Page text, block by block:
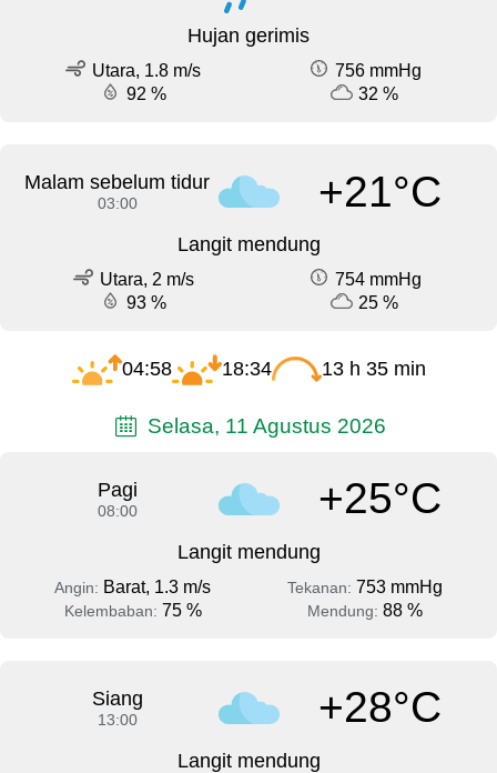
Hujan gerimis
Utara, 1.8 m/s
756 mmHg
92 %
32 %
Malam sebelum tidur
03:00 +21°C
Langit mendung
Utara, 2 m/s
754 mmHg
93 %
25 %
04:58 18:34 13 h 35 min
Selasa, 11 Agustus 2026
Pagi
08:00 +25°C
Langit mendung
Angin: Barat, 1.3 m/s Tekanan: 753 mmHg
Kelembaban: 75 % Mendung: 88 %
Siang
13:00 +28°C
Langit mendung